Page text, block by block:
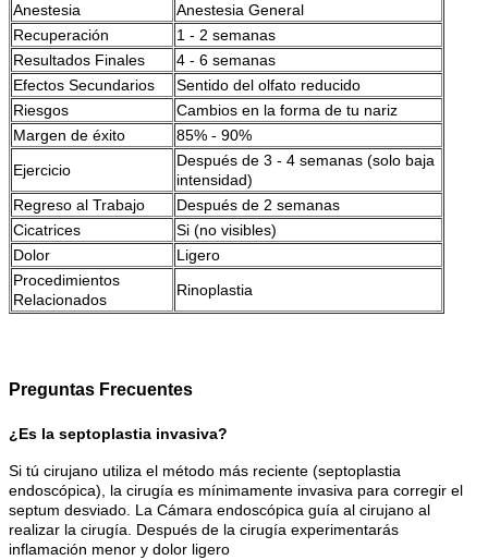
Anestesia
Anestesia General
Recuperación
1 - 2 semanas
Resultados Finales
4 - 6 semanas
Efectos Secundarios
Sentido del olfato reducido
Riesgos
Cambios en la forma de tu nariz
Margen de éxito
85% - 90%
Ejercicio
Después de 3 - 4 semanas (solo baja
intensidad)
Regreso al Trabajo
Después de 2 semanas
Cicatrices
Si (no visibles)
Dolor
Ligero
Procedimientos
Relacionados
Rinoplastia
Preguntas Frecuentes
¿Es la septoplastia invasiva?
Si tú cirujano utiliza el método más reciente (septoplastia
endoscópica), la cirugía es mínimamente invasiva para corregir el
septum desviado. La Cámara endoscópica guía al cirujano al
realizar la cirugía. Después de la cirugía experimentarás
inflamación menor y dolor ligero